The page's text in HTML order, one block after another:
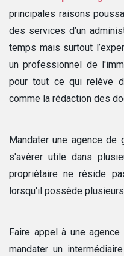
principales raisons
des services d’un
temps mais surtout
un professionnel de
pour tout ce qui relève
comme la rédaction des
Mandater une agence
s'avérer utile dans
propriétaire ne réside
lorsqu'il possède
Faire appel à une
mandater un